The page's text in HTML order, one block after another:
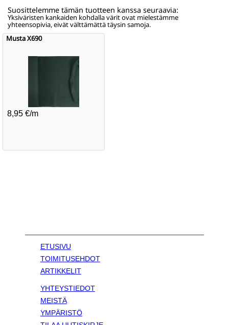
Suosittelemme tämän tuotteen kanssa seuraavia:
Yksiväristen kankaiden kohdalla värit ovat mielestämme
yhteensopivia, eivät välttämättä täysin samoja.
Musta X690
8,95 €/m
ETUSIVU
TOIMITUSEHDOT
ARTIKKELIT
YHTEYSTIEDOT
MEISTÄ
YMPÄRISTÖ